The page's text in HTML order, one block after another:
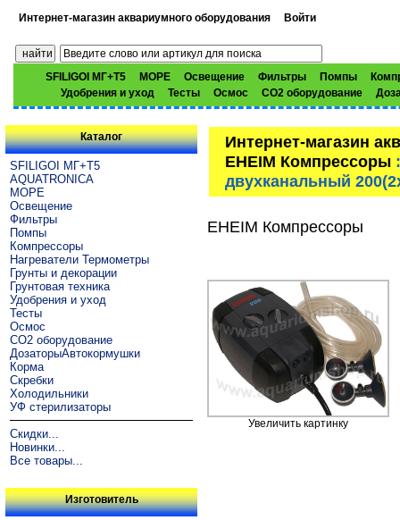
Интернет-магазин аквариумного оборудования Войти
SFILIGOI МГ+Т5 МОРЕ Освещение Фильтры Помпы
Удобрения и уход
Тесты Осмос CO2 оборудование
Каталог
SFILIGOI МГ+Т5
AQUATRONICA
МОРЕ
Освещение
Фильтры
Помпы
Компрессоры
Нагреватели Термометры
Грунты и декорации
Грунтовая техника
Удобрения и уход
Тесты
Осмос
CO2 оборудование
ДозаторыАвтокормушки
Корма
Скребки
Холодильники
УФ стерилизаторы
Скидки...
Новинки...
Все товары...
Изготовитель
Интернет-магазин
EHEIM Компрессоры
двухканальный
EHEIM Компрессоры
Увеличить картинку